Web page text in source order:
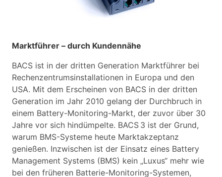
Marktführer – durch Kundennähe
BACS ist in der dritten Generation Marktführer bei
Rechenzentrumsinstallationen in Europa und den
USA. Mit dem Erscheinen von BACS in der dritten
Generation im Jahr 2010 gelang der Durchbruch in
einem Battery-Monitoring-Markt, der zuvor über 30
Jahre vor sich hindümpelte. BACS 3 ist der Grund,
warum BMS-Systeme heute Marktakzeptanz
genießen. Inzwischen ist der Einsatz eines Battery
Management Systems (BMS) kein „Luxus“ mehr wie
bei den früheren Batterie-Monitoring-Systemen,